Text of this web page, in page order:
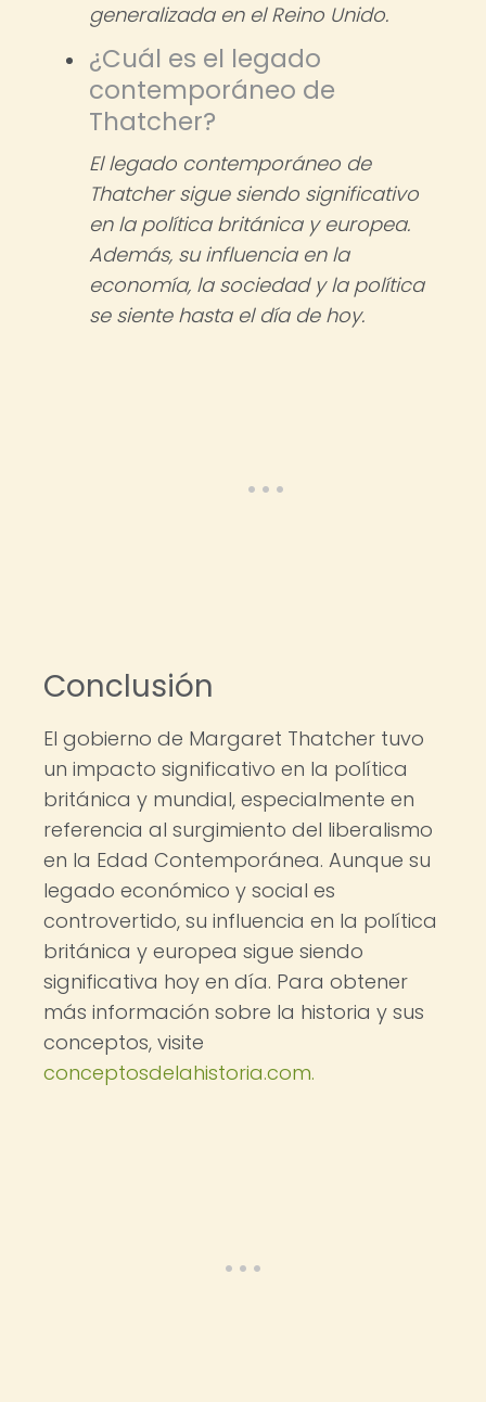
generalizada en el Reino Unido.
¿Cuál es el legado
contemporáneo de
Thatcher?
El legado contemporáneo de
Thatcher sigue siendo significativo
en la política británica y europea.
Además, su influencia en la
economía, la sociedad y la política
se siente hasta el día de hoy.
Conclusión
El gobierno de Margaret Thatcher tuvo
un impacto significativo en la política
británica y mundial, especialmente en
referencia al surgimiento del liberalismo
en la Edad Contemporánea. Aunque su
legado económico y social es
controvertido, su influencia en la política
británica y europea sigue siendo
significativa hoy en día. Para obtener
más información sobre la historia y sus
conceptos, visite
conceptosdelahistoria.com.